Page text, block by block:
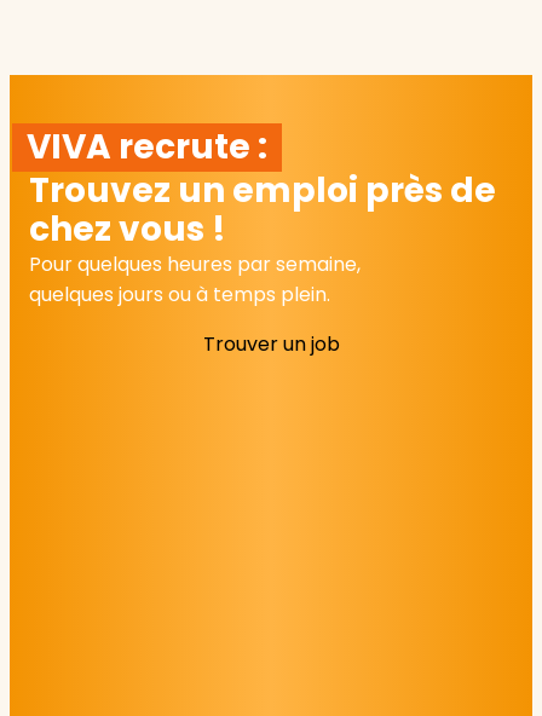
VIVA recrute :
Trouvez un emploi près de
chez vous !
Pour quelques heures par semaine,
quelques jours ou à temps plein.
Trouver un job